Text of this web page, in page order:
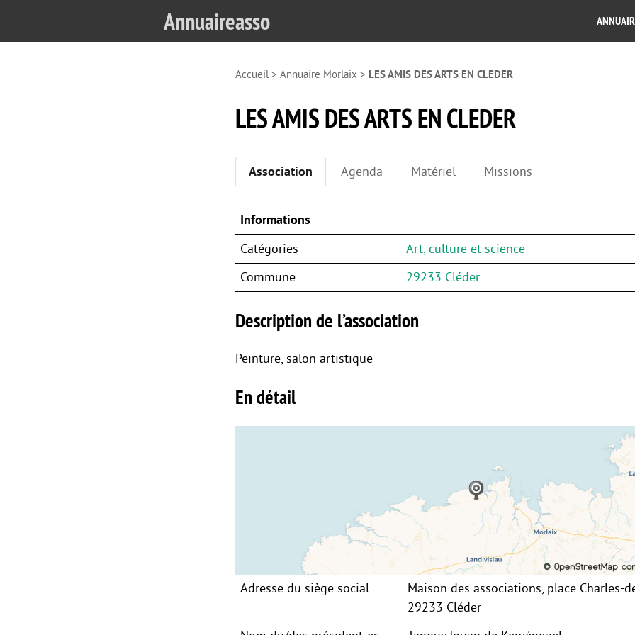
Annuaireasso
Accueil> Annuaire Morlaix > LES AMIS DES ARTS EN CLEDER
LES AMIS DES ARTS EN CLEDER
Association Agenda Matériel Missions
Informations
Catégories
Art, culture et science
Commune
29233 Cléder
Description de l’association
Peinture, salon artistique
En détail
Adresse du siège social
Maison des associations, place Charles-
29233 Cléder